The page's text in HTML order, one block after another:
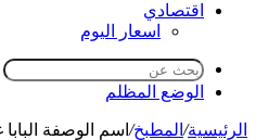
اقتصادي
اسعار اليوم
الوضع المظلم
الرئيسية/ المطبخ/ اسم الوصفة